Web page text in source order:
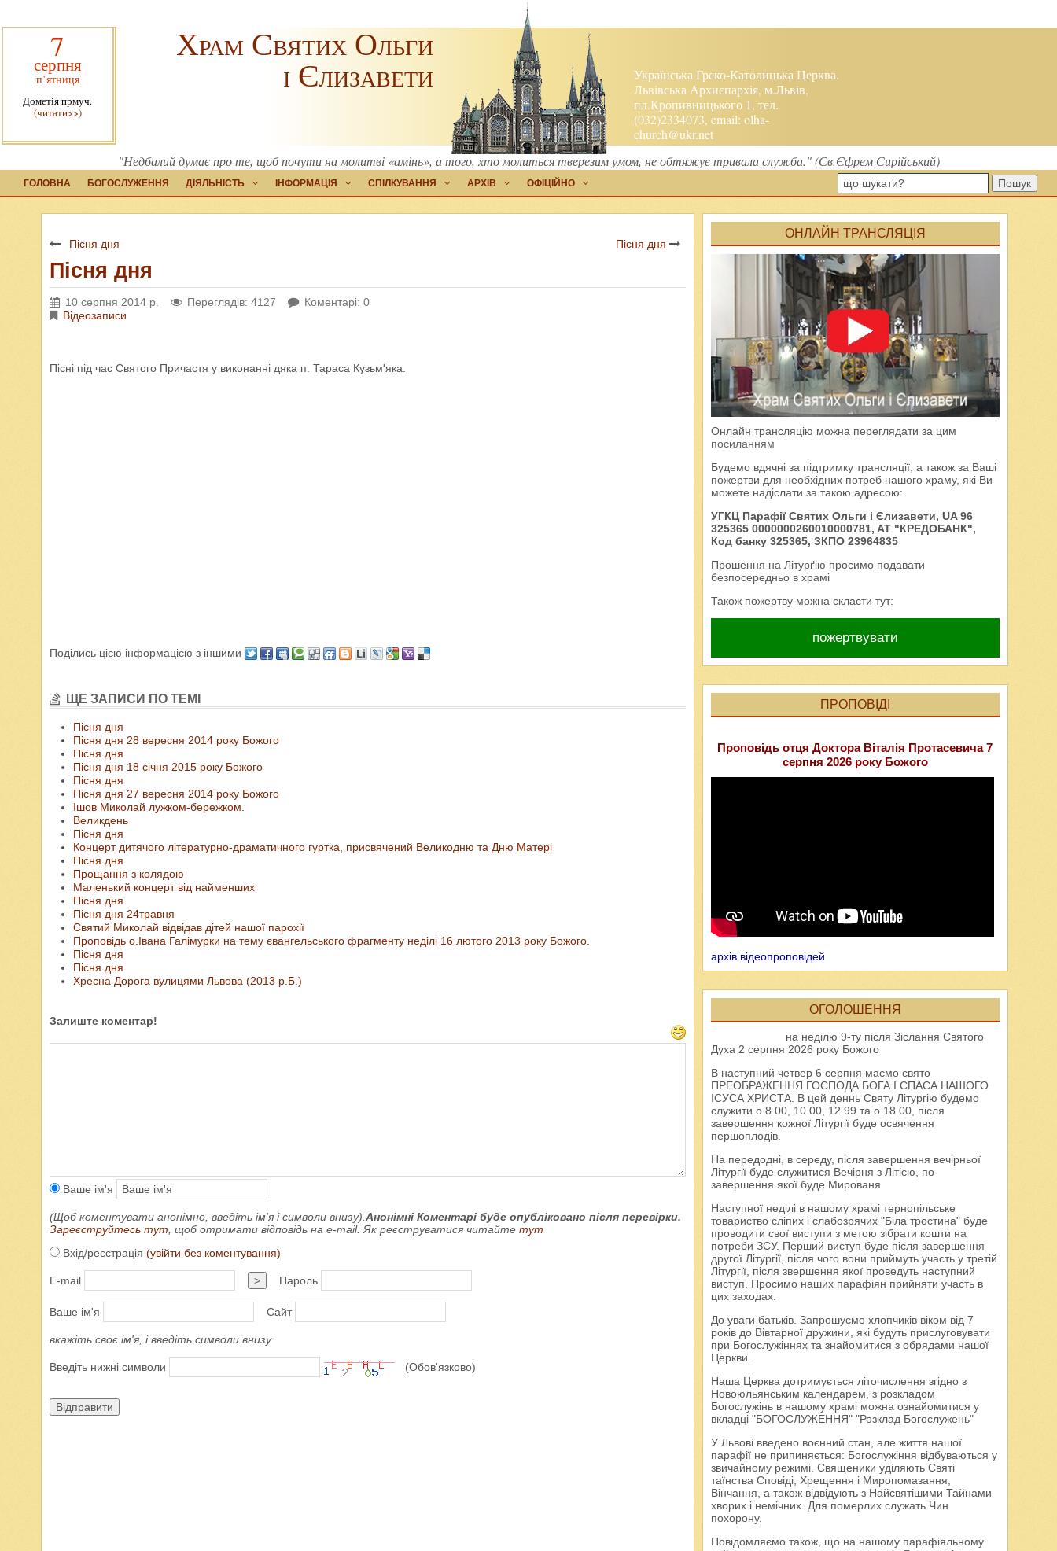
7
серпня
п’ятниця
Дометія прмуч.
(читати>>)
Українська Греко-Католицька Церква.
Львівська Архиєпархія, м.Львів,
пл.Кропивницького 1, тел.
(032)2334073, email:olha-
church@ukr.net
Храм Святих Ольги
і Єлизавети
"Недбалий думає про те, щоб почути на молитві «амінь», а того, хто молиться тверезим умом, не обтяжує тривала служба." (Св.Єфрем Сирійський)
ГОЛОВНА БОГОСЛУЖЕННЯ ДІЯЛЬНІСТЬ ІНФОРМАЦІЯ СПІЛКУВАННЯ АРХІВ ОФІЦІЙНО Пошук
Пісня дня Пісня дня
Пісня дня
10 серпня 2014 р. Переглядів: 4127
Коментарі: 0
Відеозаписи
Пісні під час Святого Причастя у виконанні дяка п. Тараса Кузьм'яка.
Поділись цією інформацією з іншими
ЩЕ ЗАПИСИ ПО ТЕМІ
Пісня дня
Пісня дня 28 вересня 2014 року Божого
Пісня дня
Пісня дня 18 січня 2015 року Божого
Пісня дня
Пісня дня 27 вересня 2014 року Божого
Ішов Миколай лужком-бережком.
Великдень
Пісня дня
Концерт дитячого літературно-драматичного гуртка, присвячений Великодню та Дню Матері
Пісня дня
Прощання з колядою
Маленький концерт від найменших
Пісня дня
Пісня дня 24травня
Святий Миколай відвідав дітей нашої парохії
Проповідь о.Івана Галімурки на тему євангельського фрагменту неділі 16 лютого 2013 року Божого.
Пісня дня
Пісня дня
Хресна Дорога вулицями Львова (2013 р.Б.)
Залиште коментар!
Ваше ім'я
(Щоб коментувати анонімно, введіть ім'я і символи внизу).Анонімні Коментарі буде опубліковано після перевірки.
Зареєструйтесь тут, щоб отримати відповідь на e-mail. Як реєструватися читайте тут
Вхід/реєстрація (увійти без коментування)
E-mail > Пароль
Ваше ім'я Сайт
вкажіть своє ім'я, і введіть символи внизу
Введіть нижні символи (Обов'язково)
Відправити
ОНЛАЙН ТРАНСЛЯЦІЯ
Онлайн трансляцію можна переглядати за цим
посиланням
Будемо вдячні за підтримку трансляції, а також за Ваші
пожертви для необхідних потреб нашого храму, які Ви
можете надіслати за такою адресою:
УГКЦ Парафії Святих Ольги і Єлизавети, UA 96
325365 0000000260010000781, AT "КРЕДОБАНК",
Код банку 325365, ЗКПО 23964835
Прошення на Літурґію просимо подавати
безпосередньо в храмі
Також пожертву можна скласти тут:
пожертвувати
ПРОПОВІДІ
Проповідь отця Доктора Віталія Протасевича 7
серпня 2026 року Божого
архів відеопроповідей
ОГОЛОШЕННЯ
на неділю 9-ту після Зіслання Святого
Духа 2 серпня 2026 року Божого
В наступний четвер 6 серпня маємо свято
ПРЕОБРАЖЕННЯ ГОСПОДА БОГА І СПАСА НАШОГО
ІСУСА ХРИСТА. В цей деннь Святу Літургію будемо
служити о 8.00, 10.00, 12.99 та о 18.00, після
завершення кожної Літургії буде освячення
першоплодів.
На передодні, в середу, після завершення вечірньої
Літургії буде служитися Вечірня з Літією, по
завершення якої буде Мированя
Наступної неділі в нашому храмі тернопільське
товариство сліпих і слабозрячих "Біла тростина" буде
проводити свої виступи з метою зібрати кошти на
потреби ЗСУ. Перший виступ буде після завершення
другої Літургії, після чого вони приймуть участь у третій
Літургії, після звершення якої проведуть наступний
виступ. Просимо наших парафіян прийняти участь в
цих заходах.
До уваги батьків. Запрошуємо хлопчиків віком від 7
років до Вівтарної дружини, які будуть прислуговувати
при Богослужіннях та знайомитися з обрядами нашої
Церкви.
Наша Церква дотримується літочислення згідно з
Новоюльянським календарем, з розкладом
Богослужінь в нашому храмі можна ознайомитися у
вкладці "БОГОСЛУЖЕННЯ" "Розклад Богослужень"
У Львові введено воєнний стан, але життя нашої
парафії не припиняється: Богослужіння відбуваються у
звичайному режимі. Священики уділяють Святі
таїнства Сповіді, Хрещення і Миропомазання,
Вінчання, а також відвідують з Найсвятішими Тайнами
хворих і немічних. Для померлих служать Чин
похорону.
Повідомляємо також, що на нашому парафіяльному